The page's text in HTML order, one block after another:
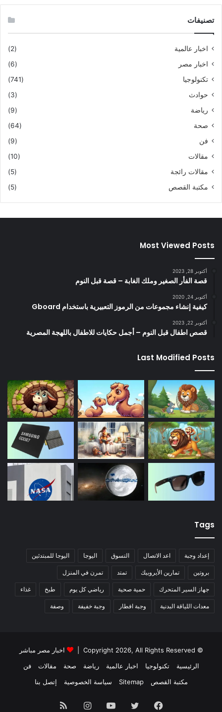
تصنيفات
اخبار عالمية
(2)
اخبار مصر
(6)
تكنولوجيا
(741)
حوادث
(3)
رياضة
(9)
صحة
(64)
فن
(9)
مقالات
(10)
مقالات رائجة
(5)
مكتبة القصص
(5)
Most Viewed Posts
أكتوبر 28, 2023
قصة الفأر الصغير وملك الغابة – قصة قبل النوم
أكتوبر 24, 2020
كيفية إنشاء مجموعات من الرموز التعبيرية باستخدام Gboard
أكتوبر 22, 2023
قصص اطفال قبل النوم – أجمل حكايات للاطفال باللهجة المصرية
Last Modified Posts
Tags
إعداد وجبة اعد الاتصال التسوق اليوجا اليوجا للمبتدئين
بروتين تمارين الأيروبيك تمتد تمرن في المنزل
جهاز السير المتحرك حمية صحية رياضي كل يوم طبخ غذاء
معدات اللياقة البدنية وجبة افطار وجبة خفيفة وصفة
© Copyright 2026, All Rights Reserved |
اخبار مصر مباشر
الرئيسية
تكنولوجيا اخبار عالمية رياضة صحة مقالات
فن
مكتبة القصص
Sitemap سياسة الخصوصية إتصل بنا
فيسبوك تويتر يوتيوب انستقرام